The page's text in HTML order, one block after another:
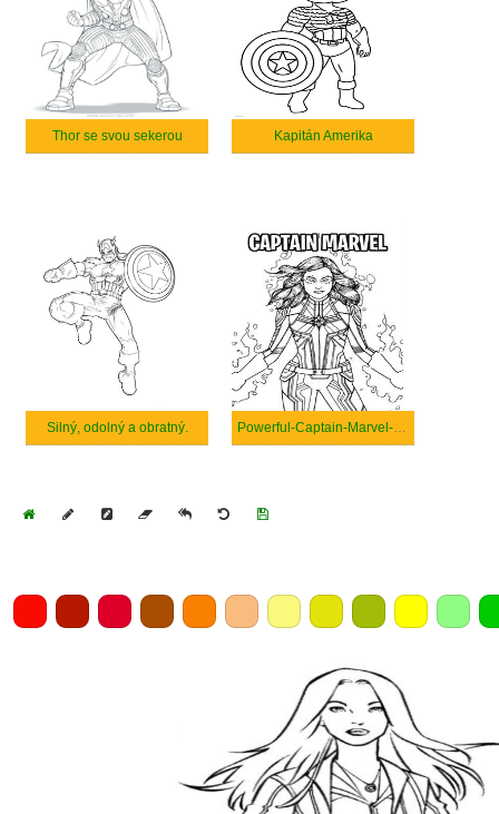
Thor se svou sekerou Kapitán Amerika
Silný, odolný a obratný. Powerful-Captain-Marvel-coloring